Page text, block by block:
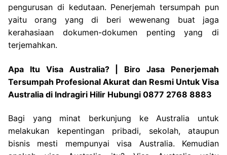
pengurusan di kedutaan. Penerjemah tersumpah pun
yaitu orang yang di beri wewenang buat jaga
kerahasiaan dokumen-dokumen penting yang di
terjemahkan.
Apa Itu Visa Australia? | Biro Jasa Penerjemah
Tersumpah Profesional Akurat dan Resmi Untuk Visa
Australia di Indragiri Hilir Hubungi 0877 2768 8883
Bagi yang minat berkunjung ke Australia untuk
melakukan kepentingan pribadi, sekolah, ataupun
bisnis mesti mempunyai visa Australia. Kemudian